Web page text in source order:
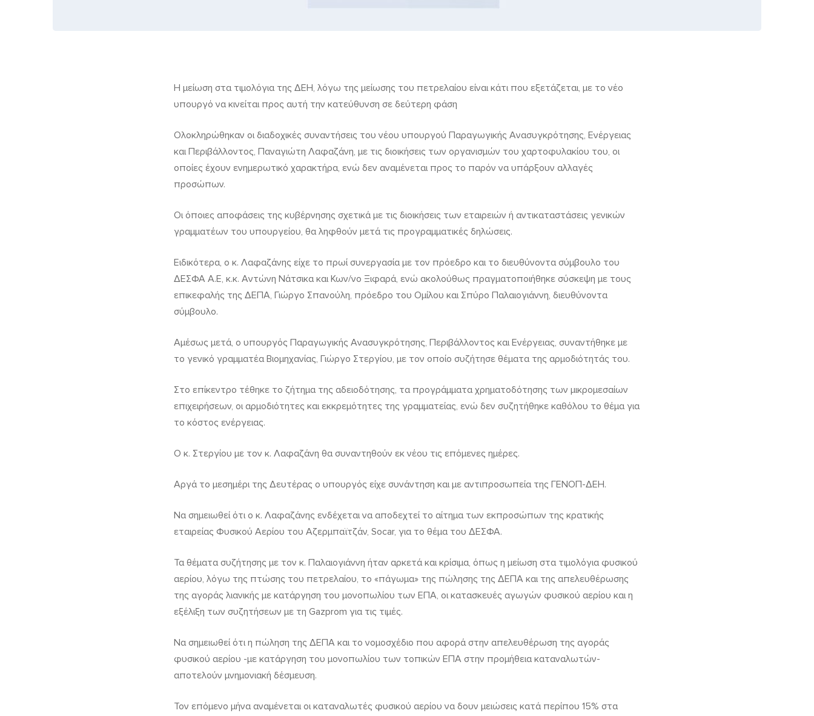
Έρχονται
μειώσεις
στα
τιμολόγια
φυσικού
Η μείωση στα τιμολόγια της ΔΕΗ, λόγω της μείωσης του πετρελαίου είναι κάτι που εξετάζεται, με το νέο
υπουργό να κινείται προς αυτή την κατεύθυνση σε δεύτερη φάση
Ολοκληρώθηκαν οι διαδοχικές συναντήσεις του νέου υπουργού Παραγωγικής Ανασυγκρότησης, Ενέργειας
και Περιβάλλοντος, Παναγιώτη Λαφαζάνη, με τις διοικήσεις των οργανισμών του χαρτοφυλακίου του, οι
οποίες έχουν ενημερωτικό χαρακτήρα, ενώ δεν αναμένεται προς το παρόν να υπάρξουν αλλαγές
προσώπων.
Οι όποιες αποφάσεις της κυβέρνησης σχετικά με τις διοικήσεις των εταιρειών ή αντικαταστάσεις γενικών
γραμματέων του υπουργείου, θα ληφθούν μετά τις προγραμματικές δηλώσεις.
Ειδικότερα, ο κ. Λαφαζάνης είχε το πρωί συνεργασία με τον πρόεδρο και το διευθύνοντα σύμβουλο του
ΔΕΣΦΑ Α.Ε, κ.κ. Αντώνη Νάτσικα και Κων/νο Ξιφαρά, ενώ ακολούθως πραγματοποιήθηκε σύσκεψη με τους
επικεφαλής της ΔΕΠΑ, Γιώργο Σπανούλη, πρόεδρο του Ομίλου και Σπύρο Παλαιογιάννη, διευθύνοντα
σύμβουλο.
Αμέσως μετά, ο υπουργός Παραγωγικής Ανασυγκρότησης, Περιβάλλοντος και Ενέργειας, συναντήθηκε με
το γενικό γραμματέα Βιομηχανίας, Γιώργο Στεργίου, με τον οποίο συζήτησε θέματα της αρμοδιότητάς του.
Στο επίκεντρο τέθηκε το ζήτημα της αδειοδότησης, τα προγράμματα χρηματοδότησης των μικρομεσαίων
επιχειρήσεων, οι αρμοδιότητες και εκκρεμότητες της γραμματείας, ενώ δεν συζητήθηκε καθόλου το θέμα για
το κόστος ενέργειας.
Ο κ. Στεργίου με τον κ. Λαφαζάνη θα συναντηθούν εκ νέου τις επόμενες ημέρες.
Αργά το μεσημέρι της Δευτέρας ο υπουργός είχε συνάντηση και με αντιπροσωπεία της ΓΕΝΟΠ-ΔΕΗ.
Να σημειωθεί ότι ο κ. Λαφαζάνης ενδέχεται να αποδεχτεί το αίτημα των εκπροσώπων της κρατικής
εταιρείας Φυσικού Αερίου του Αζερμπαϊτζάν, Socar, για το θέμα του ΔΕΣΦΑ.
Τα θέματα συζήτησης με τον κ. Παλαιογιάννη ήταν αρκετά και κρίσιμα, όπως η μείωση στα τιμολόγια φυσικού
αερίου, λόγω της πτώσης του πετρελαίου, το «πάγωμα» της πώλησης της ΔΕΠΑ και της απελευθέρωσης
της αγοράς λιανικής με κατάργηση του μονοπωλίου των ΕΠΑ, οι κατασκευές αγωγών φυσικού αερίου και η
εξέλιξη των συζητήσεων με τη Gazprom για τις τιμές.
Να σημειωθεί ότι η πώληση της ΔΕΠΑ και το νομοσχέδιο που αφορά στην απελευθέρωση της αγοράς
φυσικού αερίου -με κατάργηση του μονοπωλίου των τοπικών ΕΠΑ στην προμήθεια καταναλωτών-
αποτελούν μνημονιακή δέσμευση.
Τον επόμενο μήνα αναμένεται οι καταναλωτές φυσικού αερίου να δουν μειώσεις κατά περίπου 15% στα